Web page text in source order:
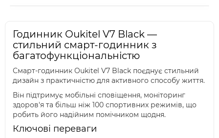
Годинник Oukitel V7 Black —
стильний смарт-годинник з
багатофункціональністю
Смарт-годинник Oukitel V7 Black поєднує стильний
дизайн з практичністю для активного способу життя.
Він підтримує мобільні сповіщення, моніторинг
здоров'я та більш ніж 100 спортивних режимів, що
робить його надійним помічником щодня.
Ключові переваги